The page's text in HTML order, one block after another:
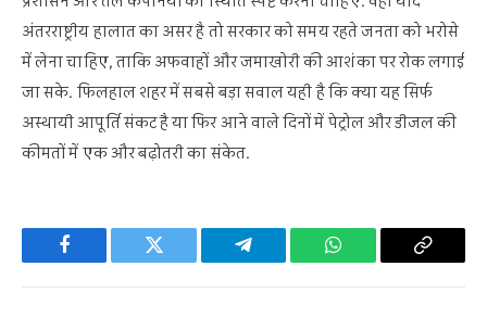
अंतरराष्ट्रीय हालात का असर है तो सरकार को समय रहते जनता को भरोसे
में लेना चाहिए, ताकि अफवाहों और जमाखोरी की आशंका पर रोक लगाई
जा सके. फिलहाल शहर में सबसे बड़ा सवाल यही है कि क्या यह सिर्फ
अस्थायी आपूर्ति संकट है या फिर आने वाले दिनों में पेट्रोल और डीजल की
कीमतों में एक और बढ़ोतरी का संकेत.
Facebook Twitter Telegram WhatsApp Copy